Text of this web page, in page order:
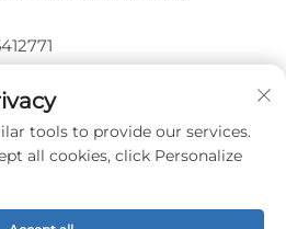
© 2025 ni Jinan DeYou
tools to provide our services.
all cookies, click Personalize